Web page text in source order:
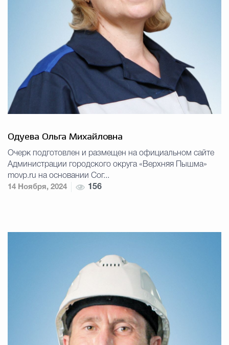
Одуева Ольга Михайловна
Очерк подготовлен и размещен на официальном сайте
Администрации городского округа «Верхняя Пышма»
movp.ru на основании Сог...
14 Ноября, 2024
156